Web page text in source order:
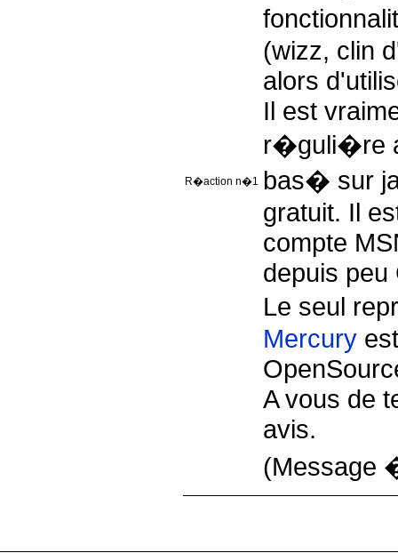
R�action n�1
(wizz, clin
alors
Il est
r�guli�re
bas� sur
gratuit. Il
compte
depuis peu
Le seul
Mercury
A vous de
avis.
(Message